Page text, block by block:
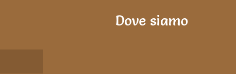
Dove siamo